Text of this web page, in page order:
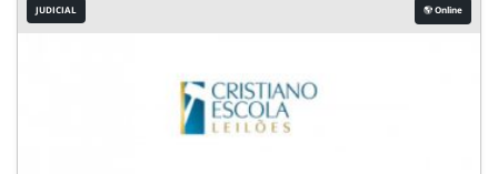
JUDICIAL Online